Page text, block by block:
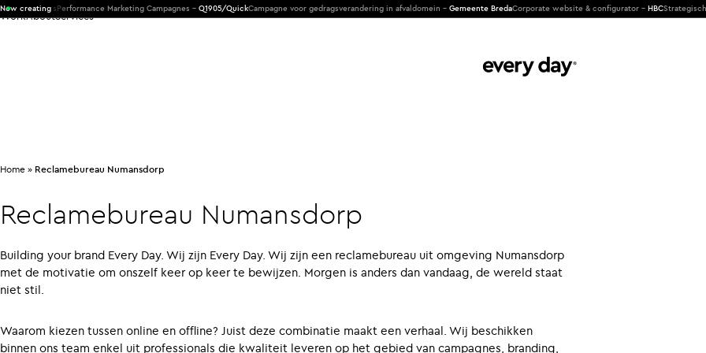
Now creating
ProductsPerformance Marketing Campagnes -Q1905/QuickCampagne voor gedragsverandering in afvaldomein -Gemeente BredaCorporate website & configurator -HBCStrategische
WorkAboutServices
Home » Reclamebureau Numansdorp
Reclamebureau Numansdorp
Building your brand Every Day. Wij zijn Every Day. Wij zijn een reclamebureau uit omgeving Numansdorp
met de motivatie om onszelf keer op keer te bewijzen. Morgen is anders dan vandaag, de wereld staat
niet stil.
Waarom kiezen tussen online en offline? Juist deze combinatie maakt een verhaal. Wij beschikken
binnen ons team enkel uit professionals die kwaliteit leveren op het gebied van campagnes, branding,